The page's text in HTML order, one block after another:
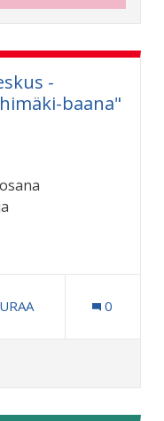
-
baana"
ympäristö
0